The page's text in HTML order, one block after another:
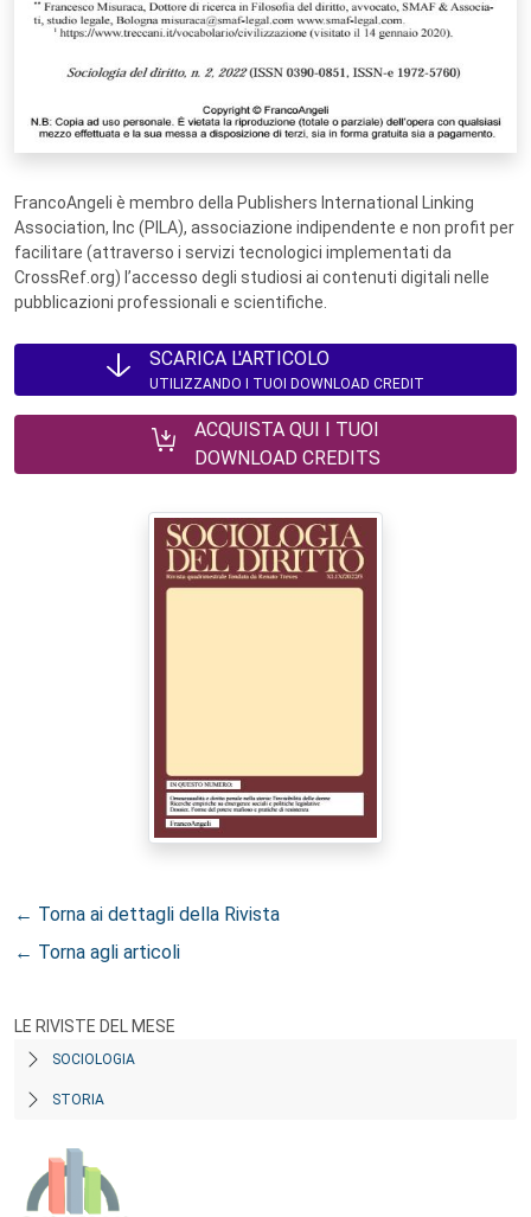
FrancoAngeli è membro della Publishers International Linking
Association, Inc (PILA), associazione indipendente e non profit per
facilitare (attraverso i servizi tecnologici implementati da
CrossRef.org) l’accesso degli studiosi ai contenuti digitali nelle
pubblicazioni professionali e scientifiche.
SCARICA L'ARTICOLO
UTILIZZANDO I TUOI DOWNLOAD CREDIT
ACQUISTA QUI I TUOI
DOWNLOAD CREDITS
← Torna ai dettagli della Rivista
← Torna agli articoli
LE RIVISTE DEL MESE
SOCIOLOGIA
STORIA